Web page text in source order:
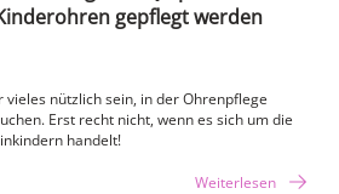
gepflegt werden
nützlich sein, in der Ohrenpflege
Erst recht nicht, wenn es sich um die
handelt!
Weiterlesen